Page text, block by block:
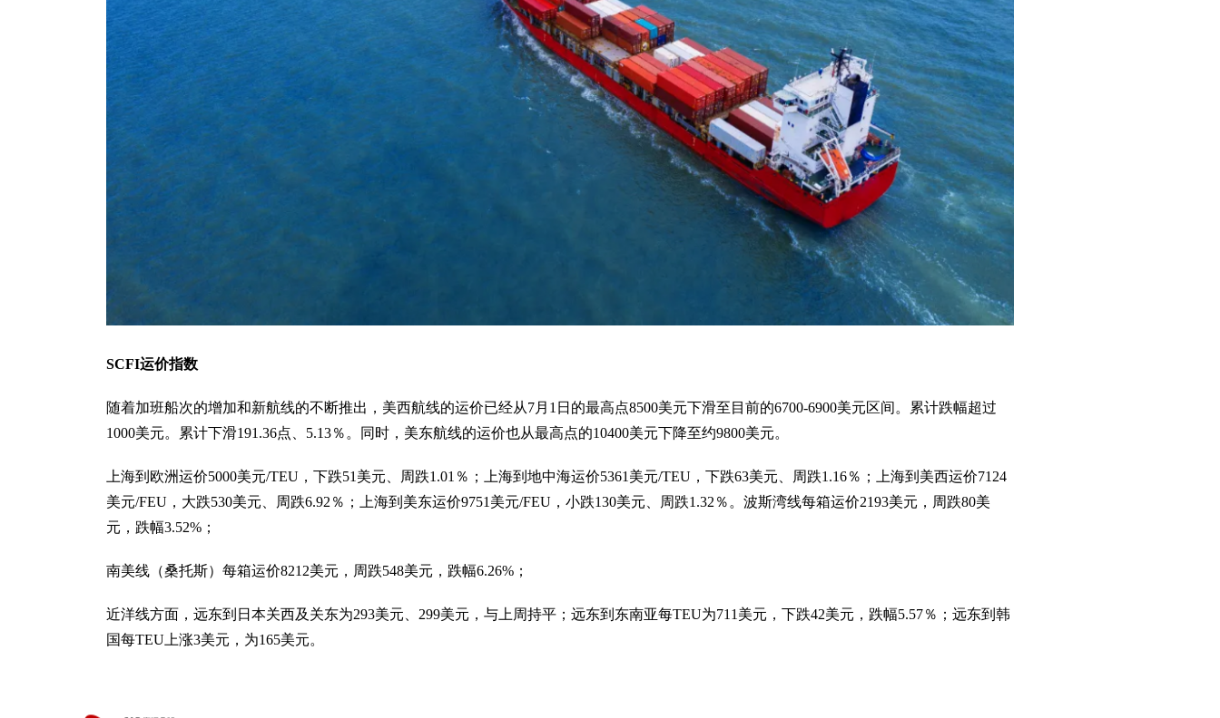
SCFI运价指数
随着加班船次的增加和新航线的不断推出，美西航线的运价已经从7月1日的最高点8500美元下滑至目前的6700-6900美元区间。累计跌幅超过
1000美元。累计下滑191.36点、5.13％。同时，美东航线的运价也从最高点的10400美元下降至约9800美元。
上海到欧洲运价5000美元/TEU，下跌51美元、周跌1.01％；上海到地中海运价5361美元/TEU，下跌63美元、周跌1.16％；上海到美西运价7124
美元/FEU，大跌530美元、周跌6.92％；上海到美东运价9751美元/FEU，小跌130美元、周跌1.32％。波斯湾线每箱运价2193美元，周跌80美
元，跌幅3.52%；
南美线（桑托斯）每箱运价8212美元，周跌548美元，跌幅6.26%；
近洋线方面，远东到日本关西及关东为293美元、299美元，与上周持平；远东到东南亚每TEU为711美元，下跌42美元，跌幅5.57％；远东到韩
国每TEU上涨3美元，为165美元。